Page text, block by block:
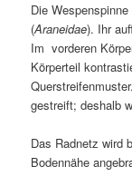
Die
(Araneidae). Ihr
Im vorderen
Körperteil
gestreift; deshalb
Das Radnetz wird
Bodennähe